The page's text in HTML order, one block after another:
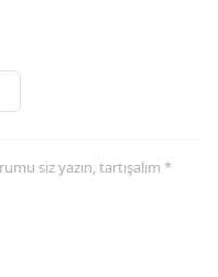
siz yazın, tartışalım *